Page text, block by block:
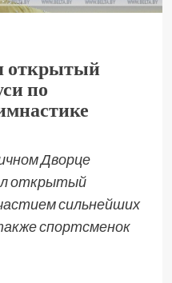
открытый
по
Дворце
открытый
сильнейших
спортсменок